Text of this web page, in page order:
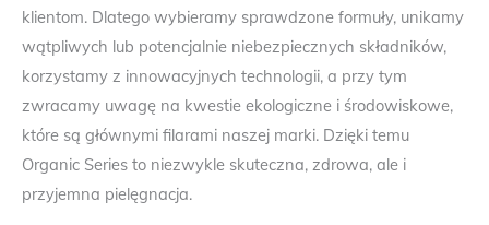
klientom. Dlatego wybieramy sprawdzone formuły, unikamy
wątpliwych lub potencjalnie niebezpiecznych składników,
korzystamy z innowacyjnych technologii, a przy tym
zwracamy uwagę na kwestie ekologiczne i środowiskowe,
które są głównymi filarami naszej marki. Dzięki temu
Organic Series to niezwykle skuteczna, zdrowa, ale i
przyjemna pielęgnacja.